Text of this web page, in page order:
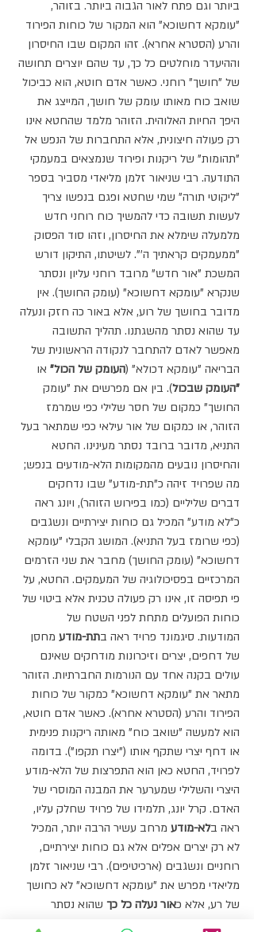
ביותר וגם פתח לאור הגבוה ביותר. בזוהר,
"עומקא דחשוכא" הוא המקור של כוחות הפירוד
והרע (הסטרא אחרא). זהו המקום שבו החיסרון
וההיעדר מוחלטים כל כך, עד שהם יוצרים תחושה
של "חושך" רוחני. כאשר אדם חוטא, הוא כביכול
שואב כוח מאותו עומק של חושך, המייצג את
היפך החיות האלוהית. הזוהר מלמד שהחטא אינו
רק פעולה חיצונית, אלא התחברות של הנפש אל
"תהומות" של ריקנות ופירוד שנמצאים במעמקי
התודעה. רבי שניאור זלמן מליאדי מסביר בספר
"ליקוטי תורה" שמי שחטא ופגם בנפשו צריך
לעשות תשובה כדי להמשיך כוח רוחני חדש
מלמעלה שימלא את החיסרון, וזהו סוד הפסוק
"ממעמקים קראתיך ה'". לשיטתו, התיקון דורש
המשכת "אור חדש" מרובד רוחני עליון ונסתר
שנקרא "עומקא דחשוכא" (עומק החושך). אין
מדובר בחושך של רוע, אלא באור כה חזק ונעלה
עד שהוא נסתר מהשגתנו. תהליך התשובה
מאפשר לאדם להתחבר לנקודה הראשונית של
הבריאה "עומקא דכולא" (העומק של הכול" או
"העומק שבכול). בין אם מפרשים את "עומק
החושך" כמקום של חסר שלילי כפי שמרמז
הזוהר, או כמקום של אור עילאי כפי שמתאר בעל
התניא, מדובר ברובד נסתר מעינינו. החטא
והחיסרון נובעים מהמקומות הלא-מודעים בנפש;
מה שפרויד זיהה כ"תת-מודע" שבו נדחקים
דברים שליליים (כמו בפירוש הזוהר), ויונג ראה
כ"לא מודע" המכיל גם כוחות יצירתיים ונשגבים
(כפי שרומז בעל התניא). המושג הקבלי "עומקא
דחשוכא" (עומק החושך) מחבר את שני הזרמים
המרכזיים בפסיכולוגיה של המעמקים. החטא, על
פי תפיסה זו, אינו רק פעולה טכנית אלא ביטוי של
כוחות הפועלים מתחת לפני השטח של
המודעות. סיגמונד פרויד ראה בתת-מודע מחסן
של דחפים, יצרים וזיכרונות מודחקים שאינם
עולים בקנה אחד עם הנורמות החברתיות. הזוהר
מתאר את "עומקא דחשוכא" כמקור של כוחות
הפירוד והרע (הסטרא אחרא). כאשר אדם חוטא,
הוא למעשה "שואב כוח" מאותה ריקנות פנימית
או דחף יצרי שתקף אותו ("יצרו תקפו"). בדומה
לפרויד, החטא כאן הוא התפרצות של הלא-מודע
היצרי והשלילי שמערער את המבנה המוסרי של
האדם. קרל יונג, תלמידו של פרויד שחלק עליו,
ראה בלא-מודע מרחב עשיר הרבה יותר, המכיל
לא רק יצרים אפלים אלא גם כוחות יצירתיים,
רוחניים ונשגבים (ארכיטיפים). רבי שניאור זלמן
מליאדי מפרש את "עומקא דחשוכא" לא כחושך
של רע, אלא כאור נעלה כל כך שהוא נסתר